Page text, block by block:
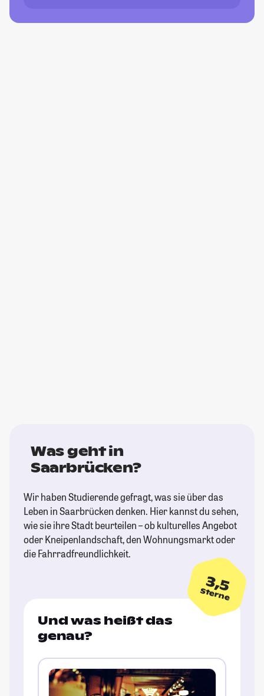
Was geht in
Saarbrücken?
Wir haben Studierende gefragt, was sie über das
Leben in Saarbrücken denken. Hier kannst du sehen,
wie sie ihre Stadt beurteilen – ob kulturelles Angebot
oder Kneipenlandschaft, den Wohnungsmarkt oder
die Fahrradfreundlichkeit.
3,5
Sterne
Und was heißt das
genau?